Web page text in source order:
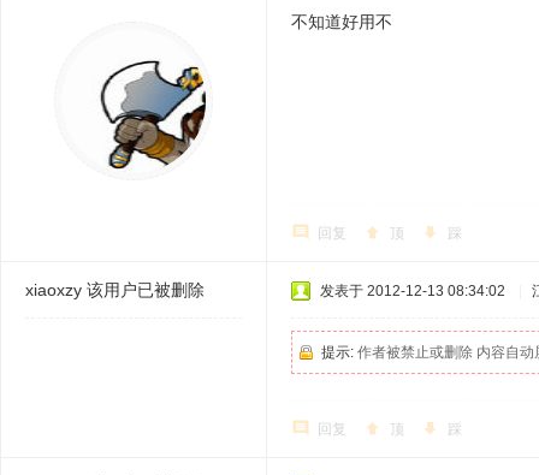
不知道好用不
回复 顶 踩
xiaoxzy 该用户已被删除 发表于 2012-12-13 08:34:02
提示: 作者被禁止或删除 内容自动
回复 顶 踩